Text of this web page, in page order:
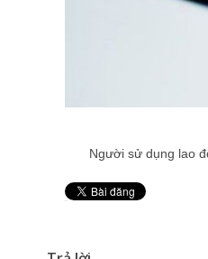
Người sử dụng lao